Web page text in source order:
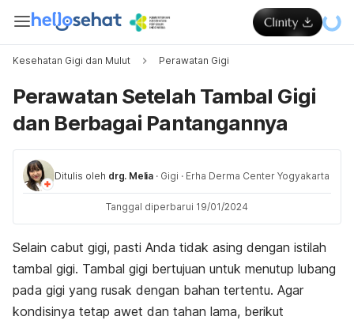
Kesehatan Gigi dan Mulut Perawatan Gigi
Perawatan Setelah Tambal Gigi
dan Berbagai Pantangannya
Ditulis oleh drg. Melia · Gigi · Erha Derma Center Yogyakarta
Tanggal diperbarui 19/01/2024
Selain cabut gigi, pasti Anda tidak asing dengan istilah
tambal gigi. Tambal gigi bertujuan untuk menutup lubang
pada gigi yang rusak dengan bahan tertentu. Agar
kondisinya tetap awet dan tahan lama, berikut